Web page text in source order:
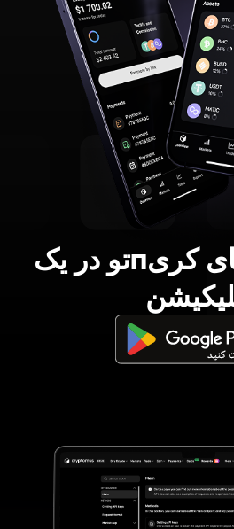
تمام ابزارهای کریпتو در یک